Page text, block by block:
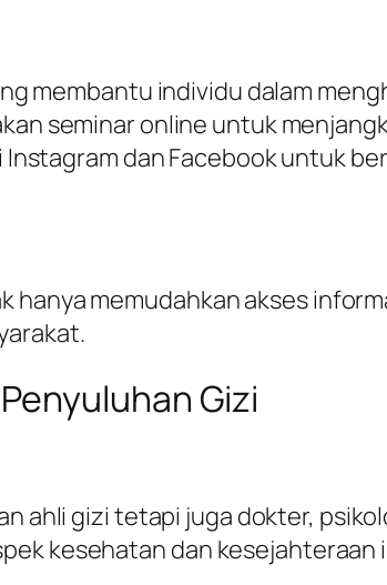
membantu individu dalam
seminar online untuk
dan Facebook untuk
memudahkan akses
Gizi
ahli gizi tetapi juga dokter,
kesehatan dan